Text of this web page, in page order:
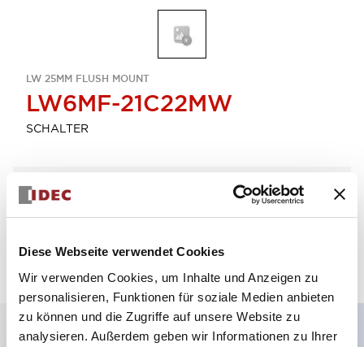
Diese Webseite verwendet Cookies
Wir verwenden Cookies, um Inhalte und Anzeigen zu
personalisieren, Funktionen für soziale Medien anbieten
zu können und die Zugriffe auf unsere Website zu
analysieren. Außerdem geben wir Informationen zu Ihrer
LW 25MM FLUSH MOUNT
LW6MF-21C22MW
SCHALTER
Menge auswählen
zum Zitat hinzufügen